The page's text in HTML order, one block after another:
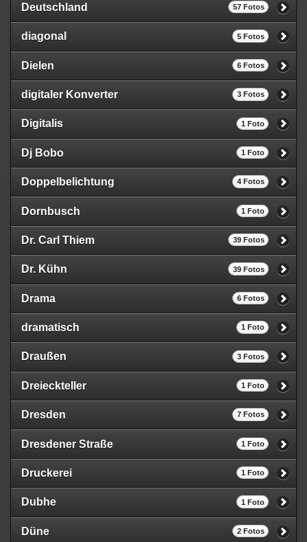
Deutschland 57 Fotos
diagonal 5 Fotos
Dielen 6 Fotos
digitaler Konverter 3 Fotos
Digitalis 1 Foto
Dj Bobo 1 Foto
Doppelbelichtung 4 Fotos
Dornbusch 1 Foto
Dr. Carl Thiem 39 Fotos
Dr. Kühn 39 Fotos
Drama 6 Fotos
dramatisch 1 Foto
Draußen 3 Fotos
Dreieckteller 1 Foto
Dresden 7 Fotos
Dresdener Straße 1 Foto
Druckerei 1 Foto
Dubhe 1 Foto
Düne 2 Fotos